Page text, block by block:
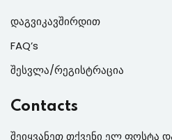
დაგვიკავშირდით
FAQ’s
შესვლა/რეგისტრაცია
Contacts
შეიყვანეთ თქვენი ელ ფოსტა